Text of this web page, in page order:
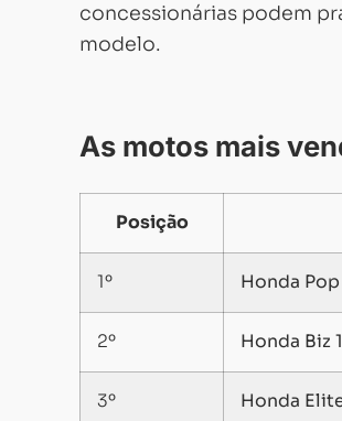
concessionárias podem
modelo.
As motos mais
Posição
1º Honda Pop
2º Honda Biz
3º Honda